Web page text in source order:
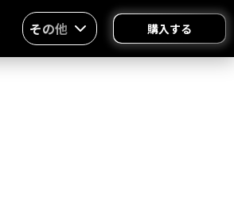
その他 購入する